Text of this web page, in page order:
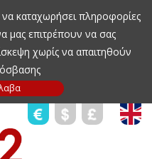
καταχωρήσει πληροφορίες
μας επιτρέπουν να σας
χωρίς να απαιτηθούν